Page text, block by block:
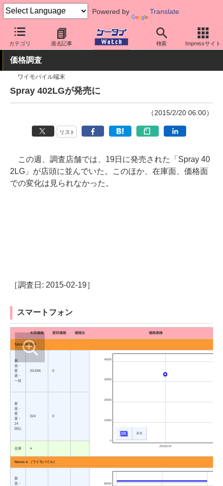
Powered by Translate
カテゴリ 過去記事 検索 Impressサイト
ケータイ Watch 業界動向 調査
価格調査
ワイモバイル端末
Spray 402LGが発売に
（2015/2/20 06:00）
リスト
この週、調査店舗では、19日に発売された「Spray 40
2LG」が店頭に並んでいた。このほか、在庫面、価格面
での変化は見られなかった。
［調査日: 2015-02-19］
スマートフォン
今回価格 前回価格 価格比 価格推移
Spray 402LG
新
規・
変
更・
一括
33,696 0
2015/2/19
0
10000
20000
30000
40000
新規
新
規・
変
更・
24
回払
324 0
在庫 ○
Nexus 6 （ワイモバイル）
新
規・
80000